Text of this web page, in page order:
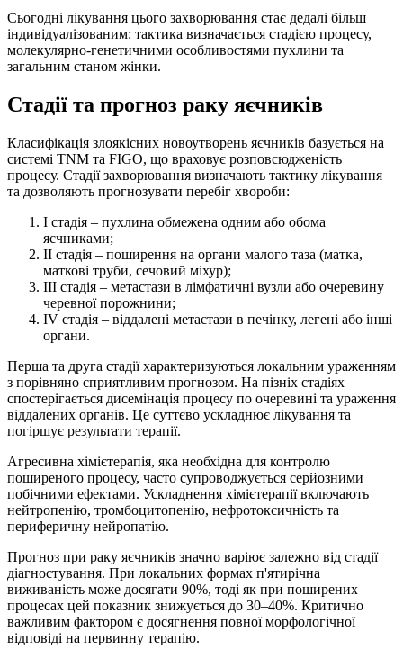
Сьогодні лікування цього захворювання стає дедалі більш
індивідуалізованим: тактика визначається стадією процесу,
молекулярно-генетичними особливостями пухлини та
загальним станом жінки.
Стадії та прогноз раку яєчників
Класифікація злоякісних новоутворень яєчників базується на
системі TNM та FIGO, що враховує розповсюдженість
процесу. Стадії захворювання визначають тактику лікування
та дозволяють прогнозувати перебіг хвороби:
I стадія – пухлина обмежена одним або обома
яєчниками;
II стадія – поширення на органи малого таза (матка,
маткові труби, сечовий міхур);
III стадія – метастази в лімфатичні вузли або очеревину
черевної порожнини;
IV стадія – віддалені метастази в печінку, легені або інші
органи.
Перша та друга стадії характеризуються локальним ураженням
з порівняно сприятливим прогнозом. На пізніх стадіях
спостерігається дисемінація процесу по очеревині та ураження
віддалених органів. Це суттєво ускладнює лікування та
погіршує результати терапії.
Агресивна хімієтерапія, яка необхідна для контролю
поширеного процесу, часто супроводжується серйозними
побічними ефектами. Ускладнення хімієтерапії включають
нейтропенію, тромбоцитопенію, нефротоксичність та
периферичну нейропатію.
Прогноз при раку яєчників значно варіює залежно від стадії
діагностування. При локальних формах п'ятирічна
виживаність може досягати 90%, тоді як при поширених
процесах цей показник знижується до 30–40%. Критично
важливим фактором є досягнення повної морфологічної
відповіді на первинну терапію.